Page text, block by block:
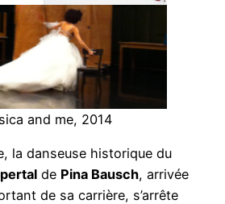
and me, 2014
la danseuse historique du
de Pina Bausch, arrivée
de sa carrière, s’arrête